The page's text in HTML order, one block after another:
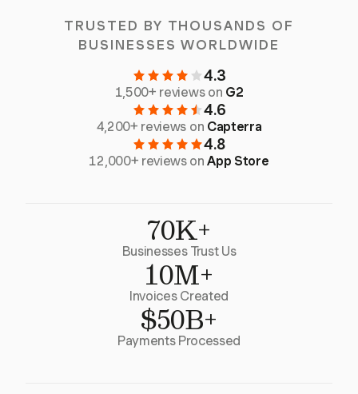
TRUSTED BY THOUSANDS OF
BUSINESSES WORLDWIDE
4.3
1,500+ reviews on G2
4.6
4,200+ reviews on Capterra
4.8
12,000+ reviews onApp Store
70K+
Businesses Trust Us
10M+
Invoices Created
$50B+
Payments Processed